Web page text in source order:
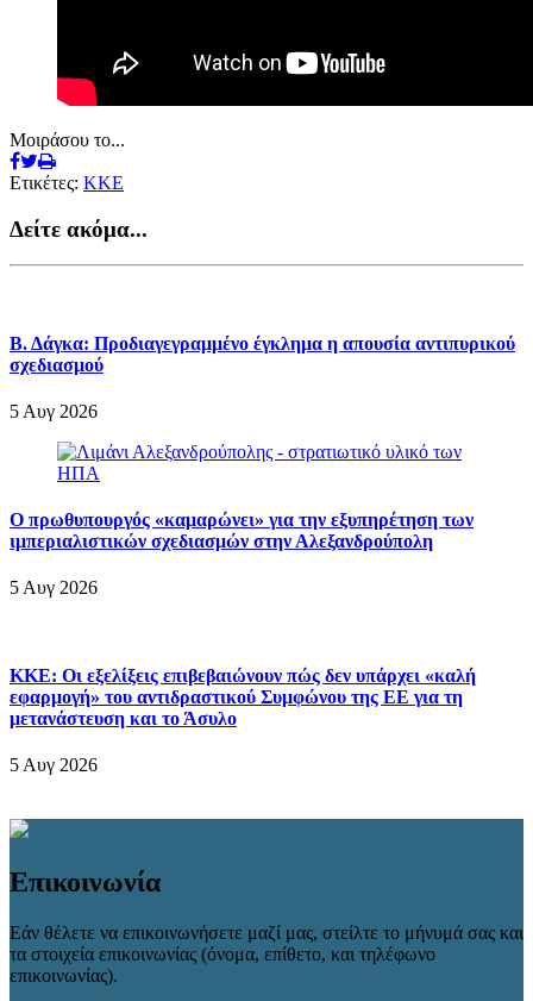
Μοιράσου το...
Ετικέτες: ΚΚΕ
Δείτε ακόμα...
Β. Δάγκα: Προδιαγεγραμμένο έγκλημα η απουσία αντιπυρικού
σχεδιασμού
5 Αυγ 2026
Ο πρωθυπουργός «καμαρώνει» για την εξυπηρέτηση των
ιμπεριαλιστικών σχεδιασμών στην Αλεξανδρούπολη
5 Αυγ 2026
ΚΚΕ: Οι εξελίξεις επιβεβαιώνουν πώς δεν υπάρχει «καλή
εφαρμογή» του αντιδραστικού Συμφώνου της ΕΕ για τη
μετανάστευση και το Άσυλο
5 Αυγ 2026
Επικοινωνία
Εάν θέλετε να επικοινωνήσετε μαζί μας, στείλτε το μήνυμά σας και
τα στοιχεία επικοινωνίας (όνομα, επίθετο, και τηλέφωνο
επικοινωνίας).